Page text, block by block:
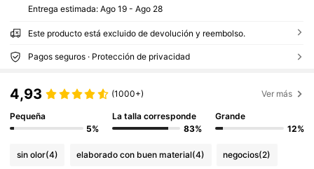
Entrega estimada: Ago 19 - Ago 28
Este producto está excluido de devolución y reembolso.
Pagos seguros · Protección de privacidad
4,93 (1000+) Ver más
Pequeña
5%
La talla corresponde
83%
Grande
12%
sin olor(4) elaborado con buen material(4) negocios(2)